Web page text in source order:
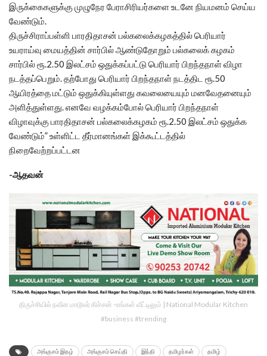
இருக்கைகளுக்கு முழுநேர பேராசிரியர்களை உடனே நியமனம் செய்ய
வேண்டும்.
திருச்சிராப்பள்ளி பாரதிதாசன் பல்கலைக்கழகத்தில் பெரியார்
உயராய்வு மையத்தின் சார்பில் ஆண்டுதோறும் பல்கலைக் கழகம்
சார்பில் ரூ.2.50 இலட்சம் ஒதுக்கப்பட்டு பெரியார் பிறந்தநாள் விழா
நடத்தப்பெறும். தற்போது பெரியார் பிறந்தநாள் நடத்திட ரூ.50
ஆயிரத்தை மட்டும் ஒதுக்கியுள்ளது கவலையையும் மனவேதனையும்
அளித்துள்ளது. எனவே வழக்கம்போல் பெரியார் பிறந்தநாள்
விழாவுக்கு பாரதிதாசன் பல்கலைக்கழகம் ரூ.2.50 இலட்சம் ஒதுக்க
வேண்டும்” உள்ளிட்ட தீர்மானங்கள் இக்கூட்டத்தில்
நிறைவேற்றப்பட்டன
-ஆதவன்
திருச்சியில் நவீன மாடூலர் கிச்சன் -உங்கள் வீட்டிலும் | National Modular Kitchen
#business #trending
அங்குசம் இதழ் அங்குசம் செய்தி இந்தி தமிழர்கள் தமிழ்